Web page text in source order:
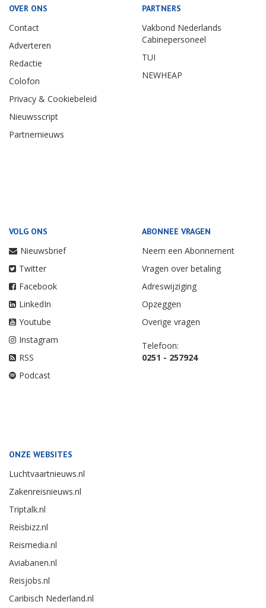
OVER ONS
Contact
Adverteren
Redactie
Colofon
Privacy & Cookiebeleid
Nieuwsscript
Partnernieuws
PARTNERS
Vakbond Nederlands
Cabinepersoneel
TUI
NEWHEAP
VOLG ONS
Nieuwsbrief
Twitter
Facebook
LinkedIn
Youtube
Instagram
RSS
Podcast
ABONNEE VRAGEN
Neem een Abonnement
Vragen over betaling
Adreswijziging
Opzeggen
Overige vragen
Telefoon:
0251 - 257924
ONZE WEBSITES
Luchtvaartnieuws.nl
Zakenreisnieuws.nl
Triptalk.nl
Reisbizz.nl
Reismedia.nl
Aviabanen.nl
Reisjobs.nl
Caribisch Nederland.nl